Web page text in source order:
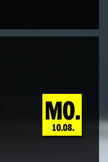
MO.
10.08.